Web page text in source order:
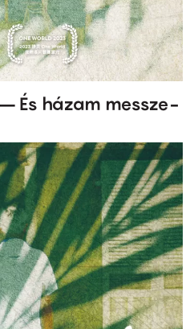
És házam messze-